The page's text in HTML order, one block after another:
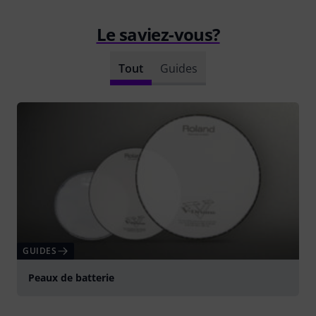
Le saviez-vous?
Tout Guides
GUIDES
Peaux de batterie